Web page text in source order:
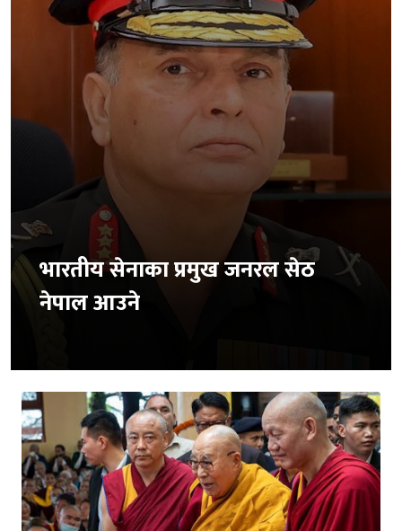
भारतीय सेनाका प्रमुख जनरल सेठ
नेपाल आउने